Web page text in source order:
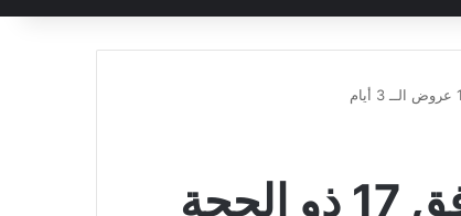
عروض لولو الإحساء اليوم 3 يونيو 2026 الموافق 17 ذو الحجة